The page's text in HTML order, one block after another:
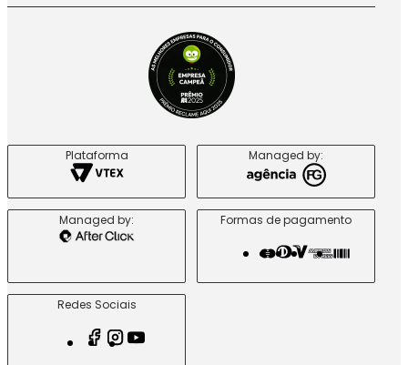
Plataforma Managed by:
Managed by: Formas de pagamento
Redes Sociais